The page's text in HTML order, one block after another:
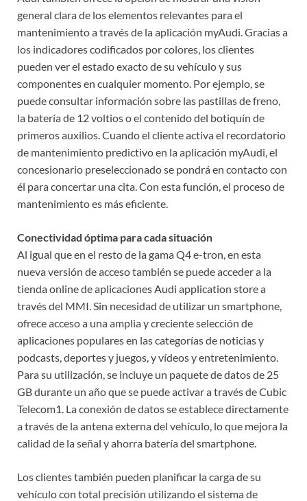
general clara de los elementos relevantes para el
mantenimiento a través de la aplicación myAudi. Gracias a
los indicadores codificados por colores, los clientes
pueden ver el estado exacto de su vehículo y sus
componentes en cualquier momento. Por ejemplo, se
puede consultar información sobre las pastillas de freno,
la batería de 12 voltios o el contenido del botiquín de
primeros auxilios. Cuando el cliente activa el recordatorio
de mantenimiento predictivo en la aplicación myAudi, el
concesionario preseleccionado se pondrá en contacto con
él para concertar una cita. Con esta función, el proceso de
mantenimiento es más eficiente.
Conectividad óptima para cada situación
Al igual que en el resto de la gama Q4 e-tron, en esta
nueva versión de acceso también se puede acceder a la
tienda online de aplicaciones Audi application store a
través del MMI. Sin necesidad de utilizar un smartphone,
ofrece acceso a una amplia y creciente selección de
aplicaciones populares en las categorías de noticias y
podcasts, deportes y juegos, y vídeos y entretenimiento.
Para su utilización, se incluye un paquete de datos de 25
GB durante un año que se puede activar a través de Cubic
Telecom1. La conexión de datos se establece directamente
a través de la antena externa del vehículo, lo que mejora la
calidad de la señal y ahorra batería del smartphone.
Los clientes también pueden planificar la carga de su
vehículo con total precisión utilizando el sistema de